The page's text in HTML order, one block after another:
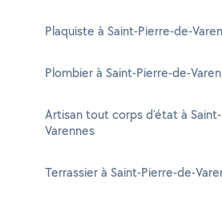
Plaquiste à Saint-Pierre-de-
Plombier à Saint-Pierre-de-
Artisan tout corps d'état à
Varennes
Terrassier à Saint-Pierre-de-